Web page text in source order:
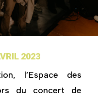
2023
l’Espace des
du concert de